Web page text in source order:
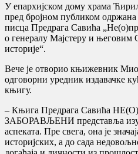
У епархијском дому храма
пред бројном публиком
писца Предрага Савића
о генералу Мајстеру и његовим
историје“.
Вече је отворио књижевник
одговорни уредник издавачке
књигу.
– Књига Предрага Савића
ЗАБОРАВЉЕНИ представља
аспеката. Пре свега, она је
историјских, а до сада